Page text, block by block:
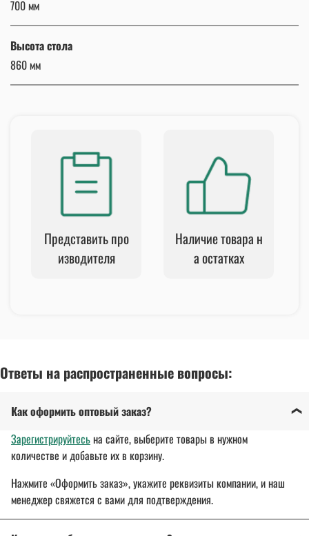
700 мм
Высота стола
860 мм
Представить про
изводителя
Наличие товара н
а остатках
Ответы на распространенные вопросы:
Как оформить оптовый заказ?
Зарегистрируйтесьна сайте, выберите товары в нужном
количестве и добавьте их в корзину.
Нажмите «Оформить заказ», укажите реквизиты компании, и наш
менеджер свяжется с вами для подтверждения.